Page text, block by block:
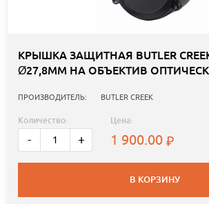
КРЫШКА ЗАЩИТНАЯ BUTLER
Ø27,8ММ НА ОБЪЕКТИВ
ПРОИЗВОДИТЕЛЬ: BUTLER CREEK
Количество:
- +
Цена:
1 900.00
В КОРЗИНУ